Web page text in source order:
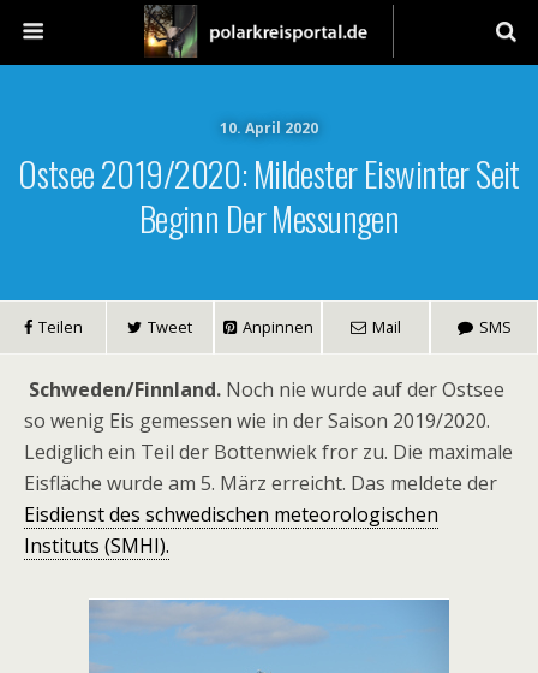
10. April 2020
Ostsee 2019/2020: Mildester Eiswinter Seit
Beginn Der Messungen
Teilen Tweet Anpinnen Mail SMS
Schweden/Finnland. Noch nie wurde auf der Ostsee
so wenig Eis gemessen wie in der Saison 2019/2020.
Lediglich ein Teil der Bottenwiek fror zu. Die maximale
Eisfläche wurde am 5. März erreicht. Das meldete der
Eisdienst des schwedischen meteorologischen
Instituts (SMHI).